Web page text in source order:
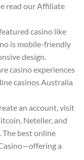
read our Affiliate
casino like
is mobile-friendly
design.
casino experiences
casinos Australia
an account, visit
Neteller, and
best online
a